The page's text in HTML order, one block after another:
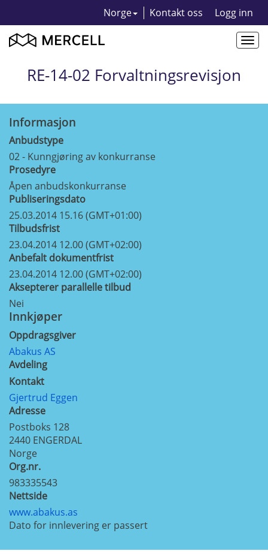
Norge Kontakt oss Logg inn
RE-14-02 Forvaltningsrevisjon
Informasjon
Anbudstype
02 - Kunngjøring av konkurranse
Prosedyre
Åpen anbudskonkurranse
Publiseringsdato
25.03.2014 15.16 (GMT+01:00)
Tilbudsfrist
23.04.2014 12.00 (GMT+02:00)
Anbefalt dokumentfrist
23.04.2014 12.00 (GMT+02:00)
Aksepterer parallelle tilbud
Nei
Innkjøper
Oppdragsgiver
Abakus AS
Avdeling
Kontakt
Gjertrud Eggen
Adresse
Postboks 128
2440 ENGERDAL
Norge
Org.nr.
983335543
Nettside
www.abakus.as
Dato for innlevering er passert